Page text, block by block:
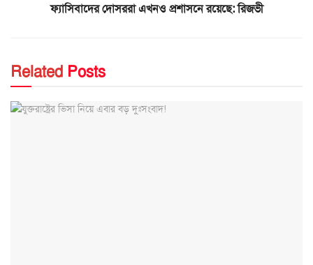
ফ্যাসিবাদের দোসররা এখনও প্রশাসনে রয়েছে: রিজভী
Related Posts